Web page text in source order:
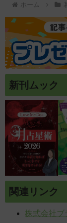
ホーム
新刊ムック
関連リンク
株式会社ブ